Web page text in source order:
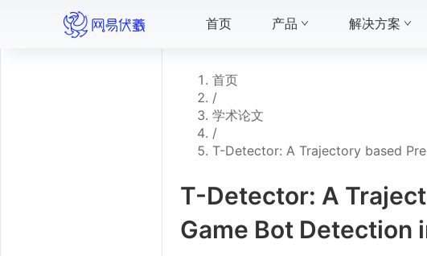
首页 产品 解决方案
首页
/
学术论文
/
T-Detector: A Trajectory based
T-Detector: A
Game Bot Detection